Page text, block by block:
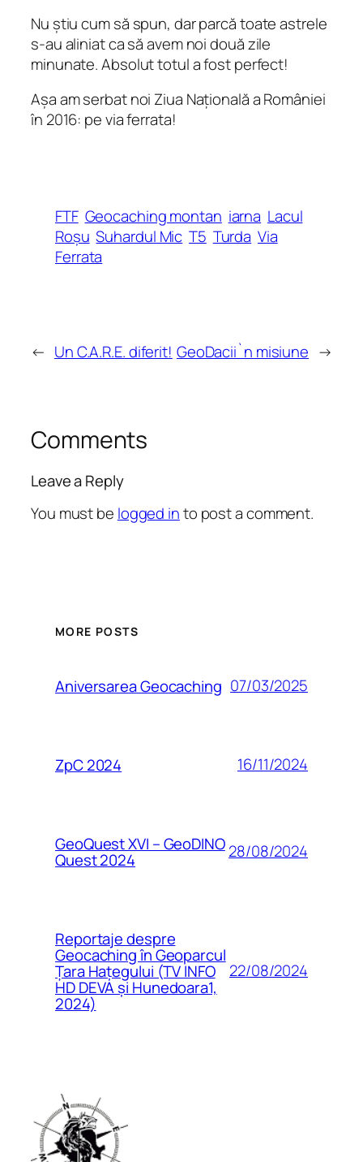
Nu știu cum să spun, dar parcă toate astrele
s-au aliniat ca să avem noi două zile
minunate. Absolut totul a fost perfect!
Așa am serbat noi Ziua Națională a României
în 2016: pe via ferrata!
FTF Geocaching montan iarna Lacul
Roșu Suhardul Mic T5 Turda Via
Ferrata
← Un C.A.R.E. diferit! GeoDacii`n misiune →
Comments
Leave a Reply
You must be logged into post a comment.
MORE POSTS
Aniversarea Geocaching 07/03/2025
ZpC 2024 16/11/2024
GeoQuest XVI – GeoDINO
Quest 2024 28/08/2024
Reportaje despre
Geocaching în Geoparcul
Țara Hațegului (TV INFO
HD DEVA și Hunedoara1,
2024)
22/08/2024